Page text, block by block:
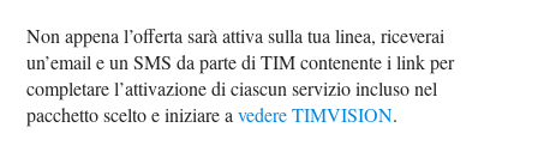
Non appena l’offerta sarà attiva sulla tua linea, riceverai
un’email e un SMS da parte di TIM contenente i link per
completare l’attivazione di ciascun servizio incluso nel
pacchetto scelto e iniziare avedere TIMVISION.